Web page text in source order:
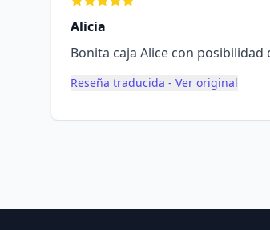
Alicia
Bonita caja Alice con
Reseña traducida - Ver original